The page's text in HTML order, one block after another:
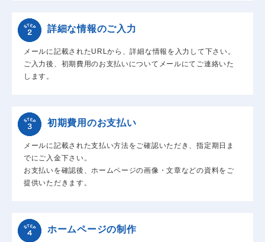
詳細な情報のご入力
メールに記載されたURLから、詳細な情報を入力して下さい。
ご入力後、初期費用のお支払いについてメールにてご連絡いた
します。
初期費用のお支払い
メールに記載された支払い方法をご確認いただき、指定期日ま
でにご入金下さい。
お支払いを確認後、ホームページの画像・文章などの資料をご
提供いただきます。
ホームページの制作